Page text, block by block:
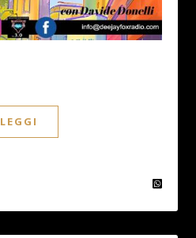
LEGGI